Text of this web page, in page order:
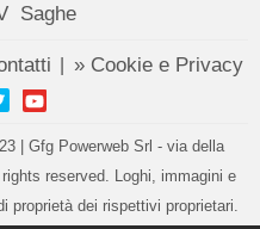
Saghe
» Cookie e Privacy
| Gfg Powerweb Srl - via della
reserved. Loghi, immagini e
proprietà dei rispettivi proprietari.